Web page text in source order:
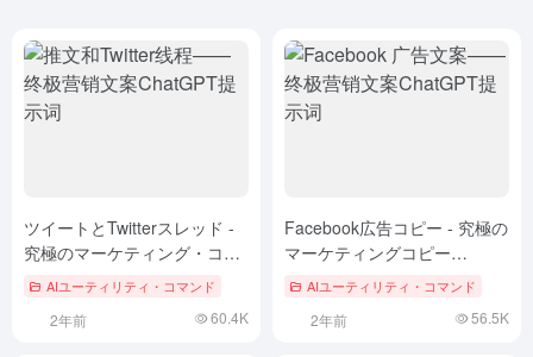
ツイートとTwitterスレッド -
究極のマーケティング・コピ
ー ChatGPTプロンプト
AIユーティリティ・コマンド
2年前 60.4K
Facebook広告コピー - 究極の
マーケティングコピー
ChatGPTプロンプト
AIユーティリティ・コマンド
2年前 56.5K